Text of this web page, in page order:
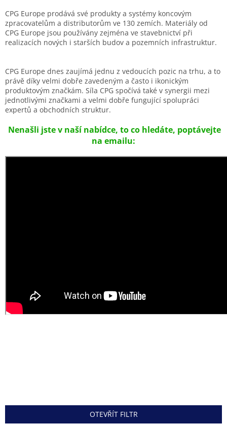
CPG Europe prodává své produkty a systémy koncovým
zpracovatelům a distributorům ve 130 zemích. Materiály od
CPG Europe jsou používány zejména ve stavebnictví při
realizacích nových i starších budov a pozemních infrastruktur.
CPG Europe dnes zaujímá jednu z vedoucích pozic na trhu, a to
právě díky velmi dobře zavedeným a často i ikonickým
produktovým značkám. Síla CPG spočívá také v synergii mezi
jednotlivými značkami a velmi dobře fungující spolupráci
expertů a obchodních struktur.
Nenašli jste v naší nabídce, to co hledáte, poptávejte
na emailu:
OTEVŘÍT FILTR